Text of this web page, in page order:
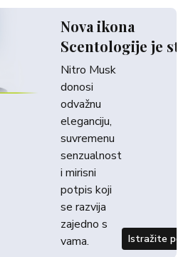
Nova ikona
Scentologije je
Nitro Musk
donosi
odvažnu
eleganciju,
suvremenu
senzualnost
i mirisni
potpis koji
se razvija
zajedno s
vama.
Istražite